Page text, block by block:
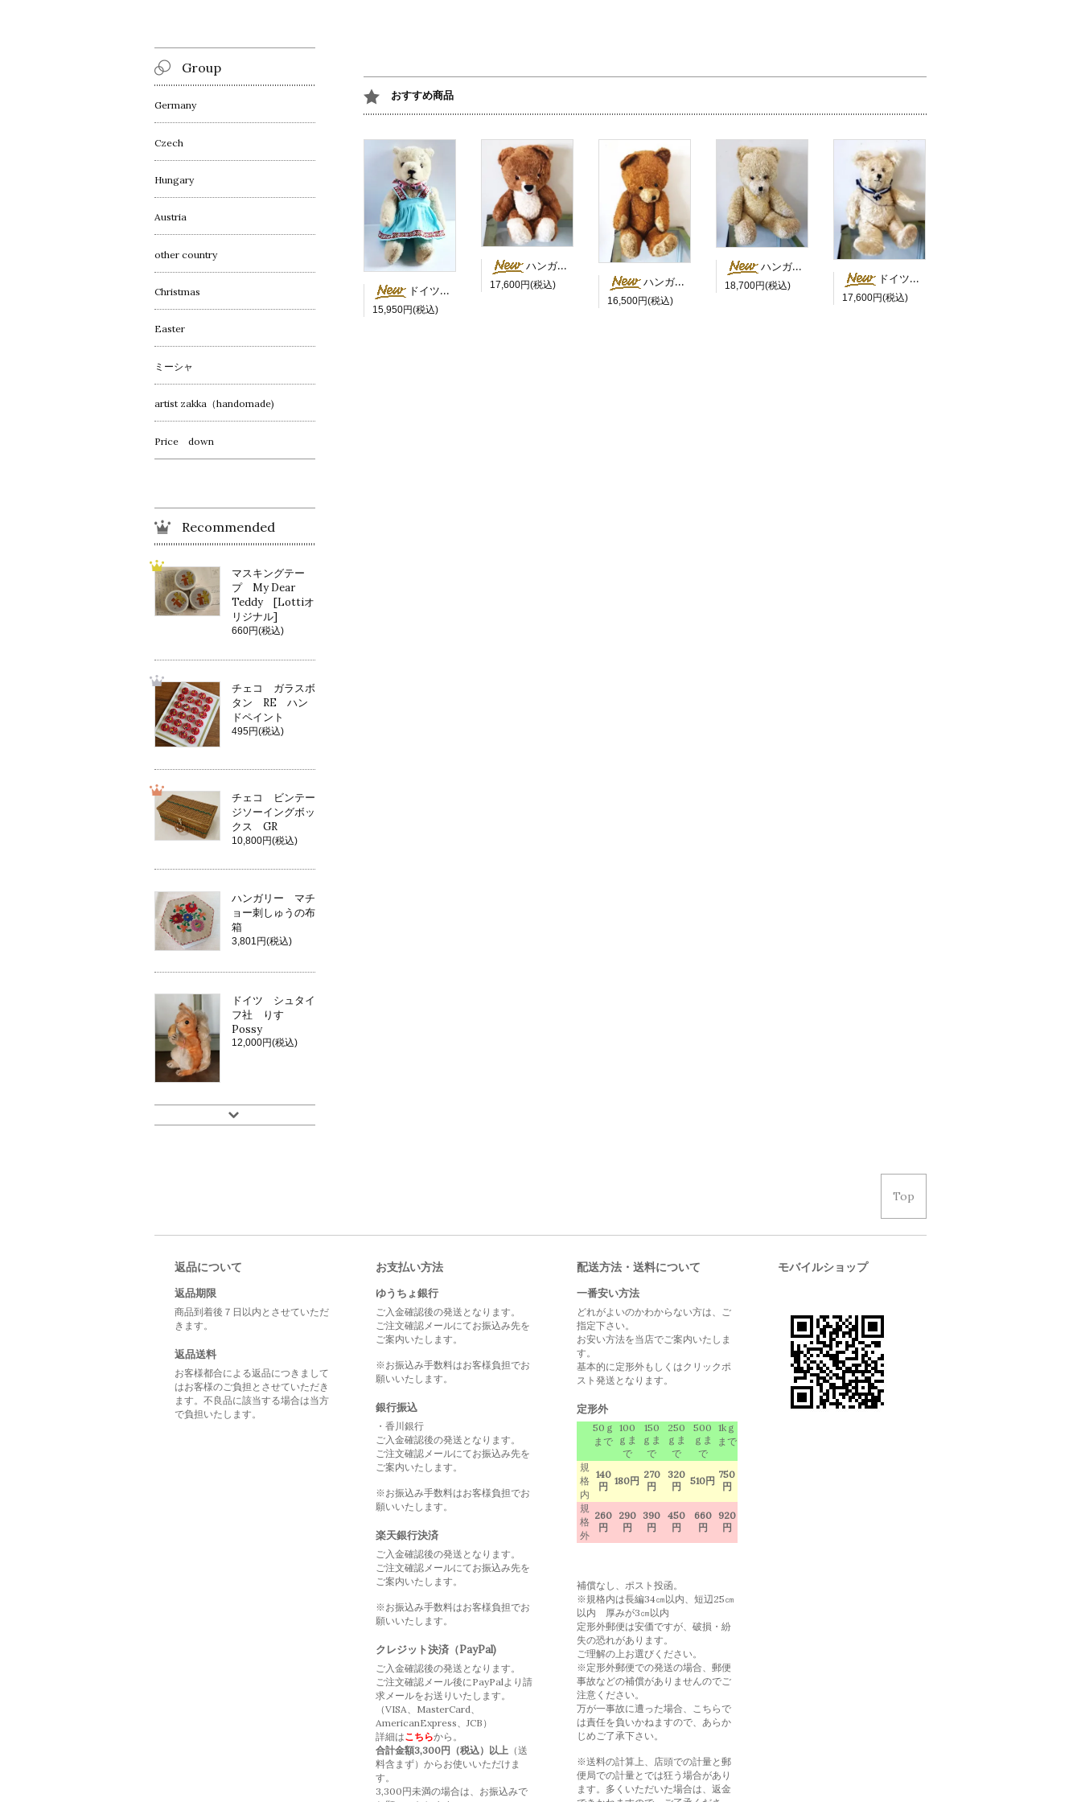
おすすめ商品
ドイツ 水色のスカートを履いた白くま
15,950円(税込)
ハンガリー 茶色い目のにっこりベア
17,600円(税込) ハンガリー 茶色いにっこりさん 鳴き笛入
16,500円(税込)
ハンガリー 白鼻の大きなベア
18,700円(税込) ドイツ セーラーカラーの白くま
17,600円(税込)
Group
Germany
Czech
Hungary
Austria
other country
Christmas
Easter
ミーシャ
artist zakka（handomade)
Price down
Recommended
マスキングテー
プ My Dear
Teddy [Lottiオ
リジナル]
660円(税込)
チェコ ガラスボ
タン RE ハン
ドペイント
495円(税込)
チェコ ビンテー
ジソーイングボッ
クス GR
10,800円(税込)
ハンガリー マチ
ョー刺しゅうの布
箱
3,801円(税込)
ドイツ シュタイ
フ社 りす
Possy
12,000円(税込)
Top
返品について
返品期限
商品到着後７日以内とさせていただ
きます。
返品送料
お客様都合による返品につきまして
はお客様のご負担とさせていただき
ます。不良品に該当する場合は当方
で負担いたします。
お支払い方法
ゆうちょ銀行
ご入金確認後の発送となります。
ご注文確認メールにてお振込み先を
ご案内いたします。
※お振込み手数料はお客様負担でお
願いいたします。
銀行振込
・香川銀行
ご入金確認後の発送となります。
ご注文確認メールにてお振込み先を
ご案内いたします。
※お振込み手数料はお客様負担でお
願いいたします。
楽天銀行決済
ご入金確認後の発送となります。
ご注文確認メールにてお振込み先を
ご案内いたします。
※お振込み手数料はお客様負担でお
願いいたします。
クレジット決済（PayPal)
ご入金確認後の発送となります。
ご注文確認メール後にPayPalより請
求メールをお送りいたします。
（VISA、MasterCard、
AmericanExpress、JCB）
詳細はこちらから。
合計金額3,300円（税込）以上 （送
料含まず）からお使いいただけま
す。
3,300円未満の場合は、お振込みで
配送方法・送料について
一番安い方法
どれがよいのかわからない方は、ご
指定下さい。
お安い方法を当店でご案内いたしま
す。
基本的に定形外もしくはクリックポ
スト発送となります。
定形外
50ｇ
まで
100
ｇま
で
150
ｇま
で
250
ｇま
で
500
ｇま
で
1kｇ
まで
規
格
内
140
円 180円
270
円
320
円
510円
750
円
規
格
外
260
円
290
円
390
円
450
円
660
円
920
円
補償なし、ポスト投函。
※規格内は長編34㎝以内、短辺25㎝
以内 厚みが3㎝以内
定形外郵便は安価ですが、破損・紛
失の恐れがあります。
ご理解の上お選びください。
※定形外郵便での発送の場合、郵便
事故などの補償がありませんのでご
注意ください。
万が一事故に遭った場合、こちらで
は責任を負いかねますので、あらか
じめご了承下さい。
※送料の計算上、店頭での計量と郵
便局での計量とでは狂う場合があり
ます。多くいただいた場合は、返金
モバイルショップ